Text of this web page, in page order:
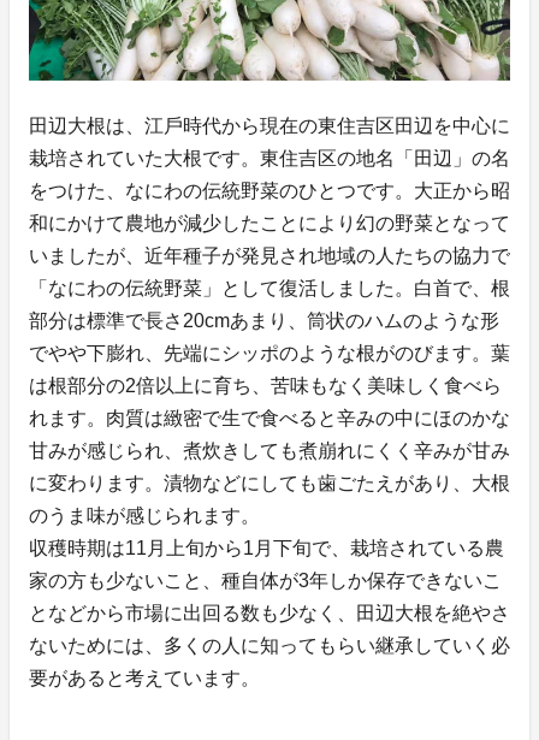
田辺大根は、江⼾時代から現在の東住吉区⽥辺を中⼼に
栽培されていた⼤根です。東住吉区の地名「田辺」の名
をつけた、なにわの伝統野菜のひとつです。⼤正から昭
和にかけて農地が減少したことにより幻の野菜となって
いましたが、近年種⼦が発⾒され地域の⼈たちの協⼒で
「なにわの伝統野菜」として復活しました。⽩⾸で、根
部分は標準で⻑さ20cmあまり、筒状のハムのような形
でやや下膨れ、先端にシッポのような根がのびます。葉
は根部分の2倍以上に育ち、苦味もなく美味しく食べら
れます。⾁質は緻密で⽣で⾷べると⾟みの中にほのかな
⽢みが感じられ、煮炊きしても煮崩れにくく⾟みが⽢み
に変わります。漬物などにしても⻭ごたえがあり、⼤根
のうま味が感じられます。
収穫時期は11月上旬から1月下旬で、栽培されている農
家の方も少ないこと、種自体が3年しか保存できないこ
となどから市場に出回る数も少なく、田辺大根を絶やさ
ないためには、多くの人に知ってもらい継承していく必
要があると考えています。